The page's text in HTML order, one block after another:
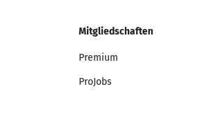
Mitgliedschaften
Premium
ProJobs